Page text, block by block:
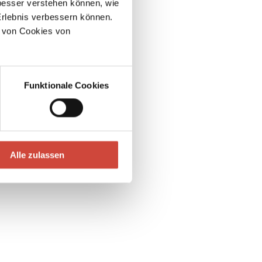
verstehen können, wie
verbessern können.
Cookies von
Funktionale Cookies
Alle zulassen